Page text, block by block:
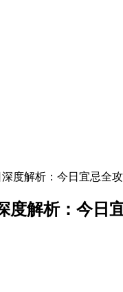
深度解析：今日宜忌全
度解析：今日